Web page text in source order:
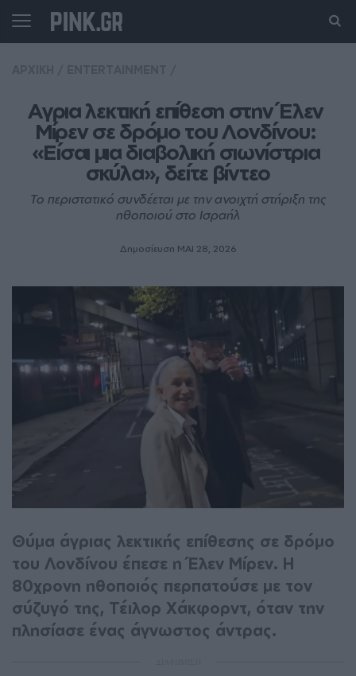
Αγρια λεκτική επίθεση στην Έλεν
Μίρεν σε δρόμο του Λονδίνου:
«Είσαι μια διαβολική σιωνίστρια
σκύλα», δείτε βίντεο
Το περιστατικό συνδέεται με την ανοιχτή στήριξη της
ηθοποιού στο Ισραήλ
Δημοσίευση ΜΑΙ 28, 2026
Θύμα άγριας λεκτικής επίθεσης σε δρόμο
του Λονδίνου έπεσε η Έλεν Μίρεν. Η
80χρονη ηθοποιός περπατούσε με τον
σύζυγό της, Τέιλορ Χάκφορντ, όταν την
πλησίασε ένας άγνωστος άντρας.